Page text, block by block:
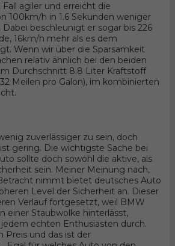
agiler und erreicht die
100km/h in 1.6 Sekunden weniger
Dabei beschleunigt er sogar bis 226
16km/h mehr als es dem
Wenn wir über die Sparsamkeit
relativ ähnlich bei den beiden
Durchschnitt 8.8 Liter Kraftstoff
Meilen pro Galon), im kombinierten
zuverlässiger zu sein, doch
gering. Die wichtigste Sache bei
sollte doch sowohl die aktive, als
sein. Meiner Meinung nach,
nimmt bietet deutsches Auto
Level der Sicherheit an. Dieser
Verlauf fortgesetzt, weil BMW
einer Staubwolke hinterlässt,
echten Enthusiasten durch.
Preis und das ist der